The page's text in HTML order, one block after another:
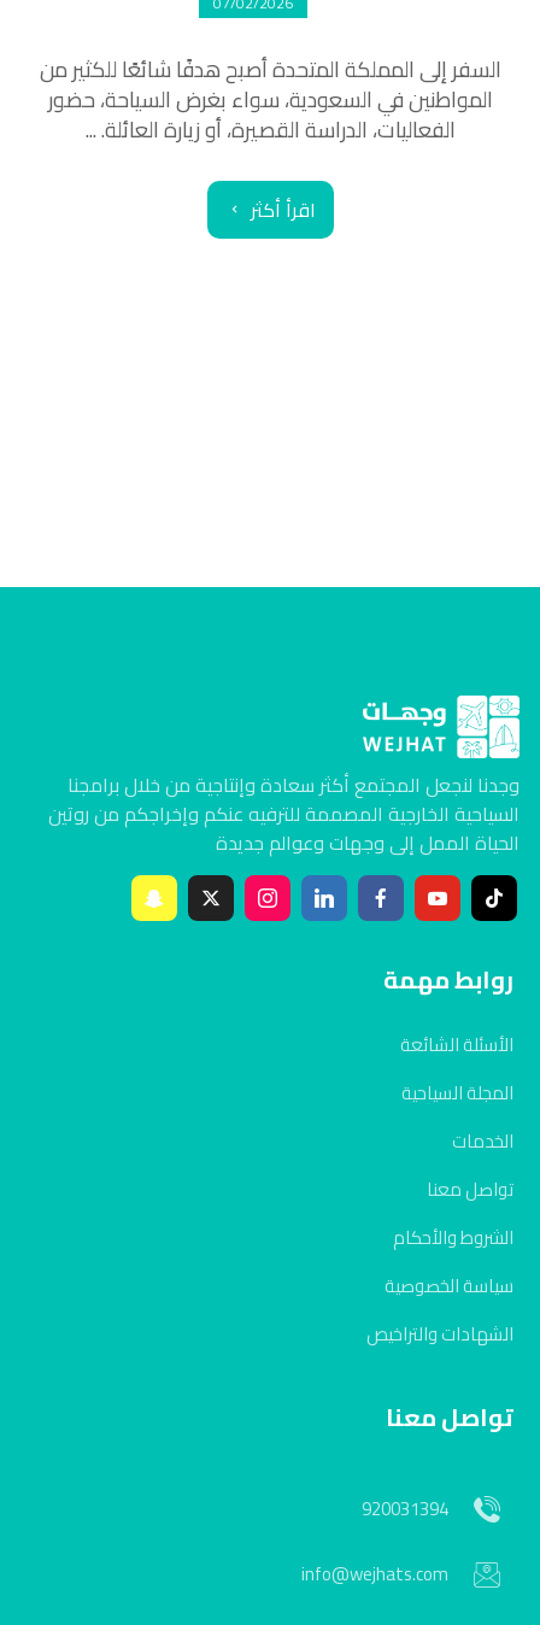
السفر إلى المملكة المتحدة أصبح هدفًا شائعًا للكثير من
المواطنين في السعودية، سواء بغرض السياحة، حضور
الفعاليات، الدراسة القصيرة، أو زيارة العائلة. ...
اقرأ أكثر
وجدنا لنجعل المجتمع أكثر سعادة وإنتاجية من خلال برامجنا
السياحية الخارجية المصممة للترفيه عنكم وإخراجكم من روتين
الحياة الممل إلى وجهات وعوالم جديدة
روابط مهمة
الأسئلة الشائعة
المجلة السياحية
الخدمات
تواصل معنا
الشروط والأحكام
سياسة الخصوصية
الشهادات والتراخيص
تواصل معنا
920031394
info@wejhats.com